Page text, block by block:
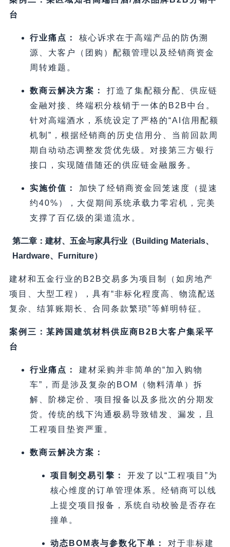
台
行业痛点：
核心诉求在于高端产品的防伪溯
源、大客户（团购）配额管理以及经销商资金
周转难题。
数商云解决方案：
打造了集配额分配、供应链
金融对接、终端积分核销于一体的B2B中台。
针对高端酒水，系统设定了严格的“AI信用配额
机制”，根据经销商的历史信用分、当前回款周
期自动动态调整发货优先级。对接第三方银行
接口，实现随借随还的供应链金融服务。
实施价值：
加快了经销商资金回笼速度（提速
约40%），大促期间系统承载力零宕机，完美
支撑了百亿级的渠道流水。
第二章：建材、五金与家具行业（Building Materials、
Hardware、Furniture）
建材和五金行业的B2B交易多为项目制（如房地产
项目、大型工程），具有“非标化程度高、物流配送
复杂、结算账期长、合同条款繁琐”等鲜明特征。
案例三：某跨国建筑材料供应商B2B大客户集采平
台
行业痛点：
建材采购并非简单的“加入购物
车”，而是涉及复杂的BOM（物料清单）拆
解、阶梯定价、项目报备以及多批次的分期发
货。传统的线下沟通极易导致错发、漏发，且
工程项目垫资严重。
数商云解决方案：
项目制交易引擎：
开发了以“工程项目”为
核心维度的订单管理体系。经销商可以线
上提交项目报备，系统自动校验是否存在
撞单。
动态BOM表与参数化下单： 对于非标建